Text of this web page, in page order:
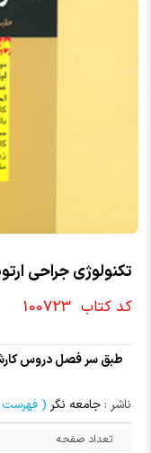
تکنولوژی جراحی
کد کتاب 100723
طبق سر فصل دروس
ناشر : جامعه نگر ( فهرست
تعداد صفحه